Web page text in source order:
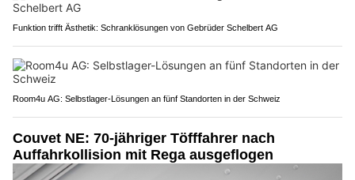
Funktion trifft Ästhetik: Schranklösungen von Gebrüder Schelbert AG
Room4u AG: Selbstlager-Lösungen an fünf Standorten in der Schweiz
Couvet NE: 70-jähriger Töfffahrer nach
Auffahrkollision mit Rega ausgeflogen